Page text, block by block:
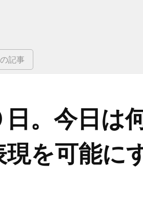
記事
日。​今日は​
を​可能に​